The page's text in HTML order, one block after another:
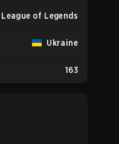
League of Legends
Ukraine
163